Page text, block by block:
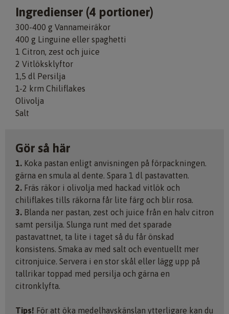
Ingredienser (4 portioner)
300-400 g Vannameiräkor
400 g Linguine eller spaghetti
1 Citron, zest och juice
2 Vitlöksklyftor
1,5 dl Persilja
1-2 krm Chiliflakes
Olivolja
Salt
Gör så här
1. Koka pastan enligt anvisningen på förpackningen.
gärna en smula al dente. Spara 1 dl pastavatten.
2. Fräs räkor i olivolja med hackad vitlök och
chiliflakes tills räkorna får lite färg och blir rosa.
3. Blanda ner pastan, zest och juice från en halv citron
samt persilja. Slunga runt med det sparade
pastavattnet, ta lite i taget så du får önskad
konsistens. Smaka av med salt och eventuellt mer
citronjuice. Servera i en stor skål eller lägg upp på
tallrikar toppad med persilja och gärna en
citronklyfta.
Tips! För att öka medelhavskänslan ytterligare kan du